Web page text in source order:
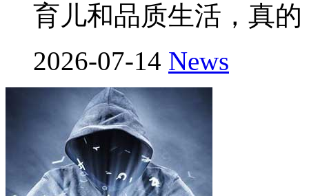
育儿和品质生活，真的
2026-07-14 News